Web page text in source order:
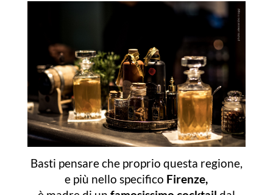
Basti pensare che proprio questa regione,
e più nello specifico Firenze,